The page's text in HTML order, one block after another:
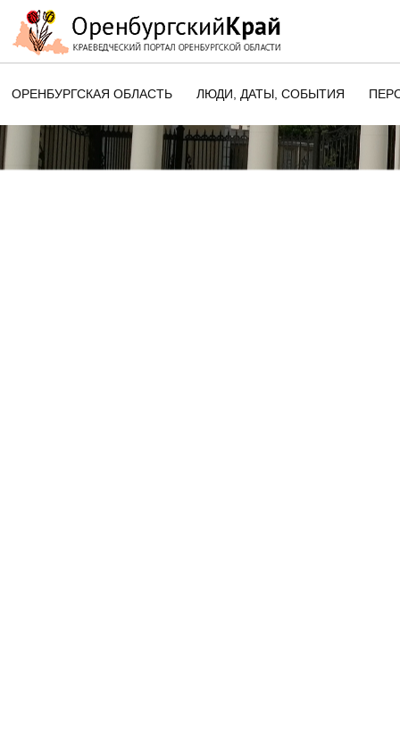
ОРЕНБУРГСКАЯ ОБЛАСТЬ ЛЮДИ, ДАТЫ, CОБЫТИЯ
ЭТОТ ДЕНЬ В ИСТОРИИ
ОРЕНБУРГСКОГО КРАЯ